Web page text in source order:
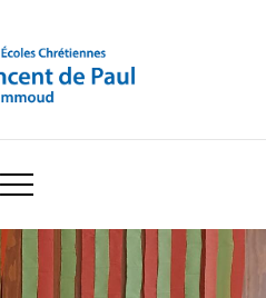
de Paul